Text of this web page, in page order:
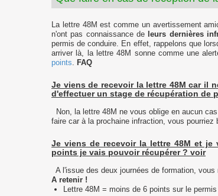
La lettre 48M est comme un avertissement
n'ont pas connaissance de leurs dernières
permis de conduire. En effet, rappelons que
arriver là, la lettre 48M sonne comme une
points. FAQ
Je viens de recevoir la lettre 48M car il
d'effectuer un stage de récupération de
Non, la lettre 48M ne vous oblige en aucun
faire car à la prochaine infraction, vous
Je viens de recevoir la lettre 48M et je
points je vais pouvoir récupérer ? voir
A l'issue des deux journées de formation,
A retenir !
Lettre 48M = moins de 6 points sur le